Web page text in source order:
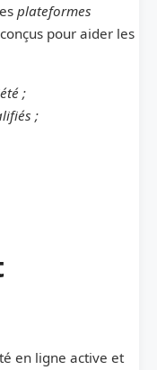
plateformes
pour aider les
;
;
en ligne active et